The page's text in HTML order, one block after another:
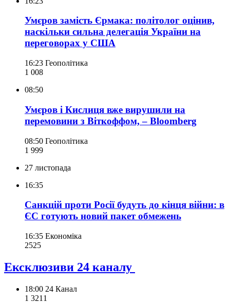
Умєров замість Єрмака: політолог оцінив,
наскільки сильна делегація України на
переговорах у США
16:23 Геополітика
1 008
08:50
Умєров і Кислиця вже вирушили на
перемовини з Віткоффом, – Bloomberg
08:50 Геополітика
1 999
27 листопада
16:35
Санкцій проти Росії будуть до кінця війни: в
ЄС готують новий пакет обмежень
16:35 Економіка
2525
Ексклюзиви 24 каналу
18:00 24 Канал
1 321 1